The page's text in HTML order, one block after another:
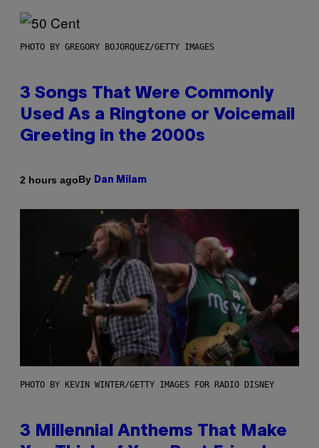
PHOTO BY GREGORY BOJORQUEZ/GETTY IMAGES
3 Songs That Were Commonly
Used As a Ringtone or Voicemail
Greeting in the 2000s
2 hours agoBy Dan Milam
PHOTO BY KEVIN WINTER/GETTY IMAGES FOR RADIO DISNEY
3 Millennial Anthems That Make